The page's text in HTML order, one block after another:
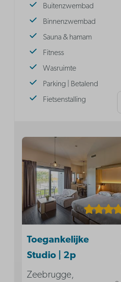
Buitenzwembad
Binnenzwembad
Sauna & hamam
Fitness
Wasruimte
Parking | Betalend
Fietsenstalling
Toegankelijke
Studio | 2p
Zeebrugge,